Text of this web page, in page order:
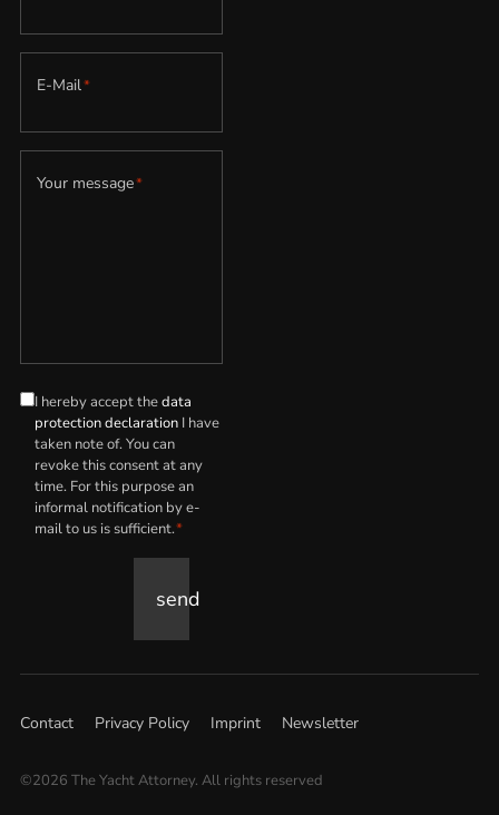
E-Mail*
Your message*
Data
protection
declaration*
I hereby accept thedata
protection declarationI have
taken note of. You can
revoke this consent at any
time. For this purpose an
informal notification by e-
mail to us is sufficient.*
send
Contact Privacy Policy Imprint Newsletter
©2026 The Yacht Attorney. All rights reserved